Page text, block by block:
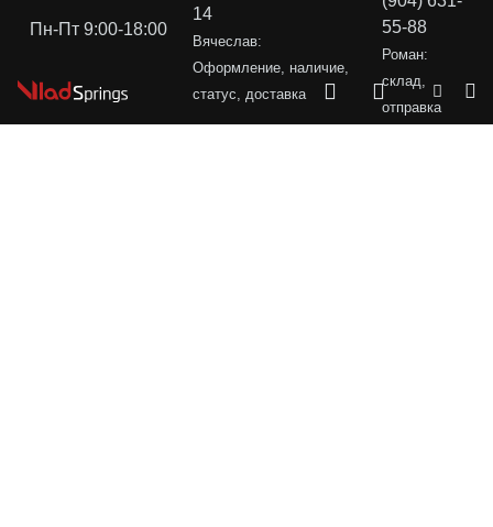
Пн-Пт 9:00-18:00
14
Вячеслав:
Оформление, наличие,
статус, доставка
55-88
Роман:
склад,
отправка